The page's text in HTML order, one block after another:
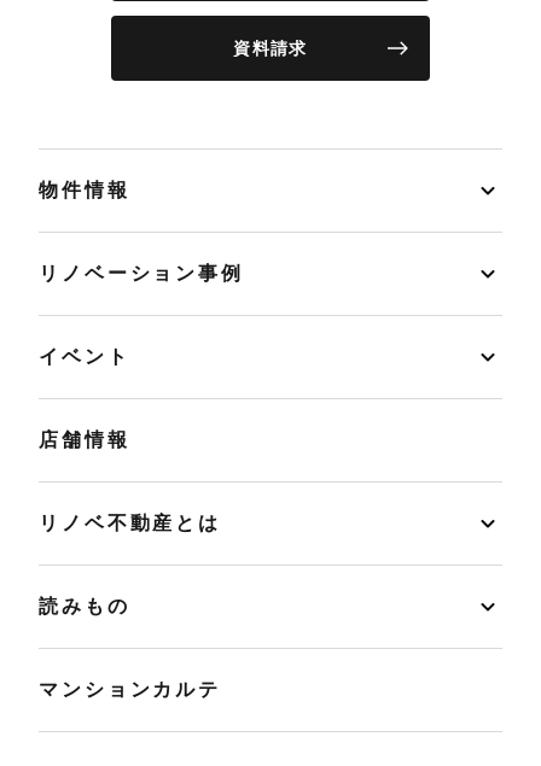
資料請求
物件情報
リノベーション事例
イベント
店舗情報
リノベ不動産とは
読みもの
マンションカルテ